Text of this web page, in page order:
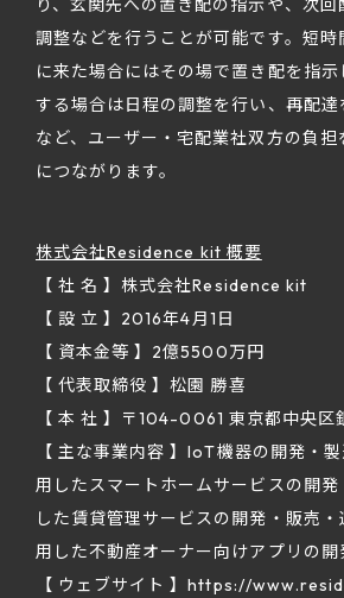
り、玄関先への置き配の指示や、次回
調整などを行うことが可能です。短時
に来た場合にはその場で置き配を指
する場合は日程の調整を行い、再配達
など、ユーザー・宅配業社双方の負担
につながります。
株式会社Residence kit 概要
【 社 名 】株式会社Residence kit
【 設 立 】2016年4月1日
【 資本金等 】2億5500万円
【 代表取締役 】松園 勝喜
【 本 社 】〒104-0061 東京都中央区
【 主な事業内容 】IoT機器の開発・
用したスマートホームサービスの開
した賃貸管理サービスの開発・販売
用した不動産オーナー向けアプリの開
【 ウェブサイト 】https://